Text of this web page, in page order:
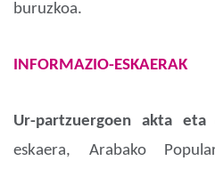
buruzkoa.
INFORMAZIO-ESKAERAK
Ur-partzuergoen akta eta
eskaera, Arabako